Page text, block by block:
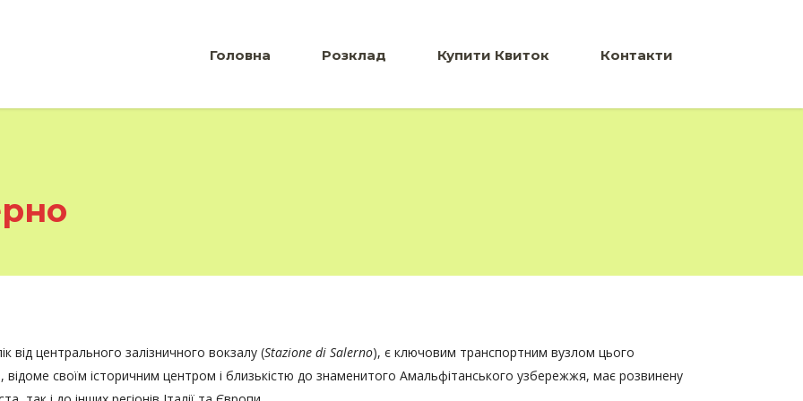
Головна Розклад Купити Квиток Контакти
від центрального залізничного вокзалу (Stazione di Salerno), є ключовим транспортним вузлом цього
відоме своїм історичним центром і близькістю до знаменитого Амальфітанського узбережжя, має розвинену